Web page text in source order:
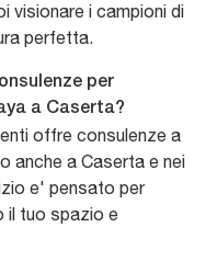
visionare i campioni di
perfetta.
per
a Caserta?
offre consulenze a
anche a Caserta e nei
e' pensato per
il tuo spazio e